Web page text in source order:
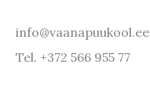
info@vaanapuukool.ee
Tel. +372 566 955 77